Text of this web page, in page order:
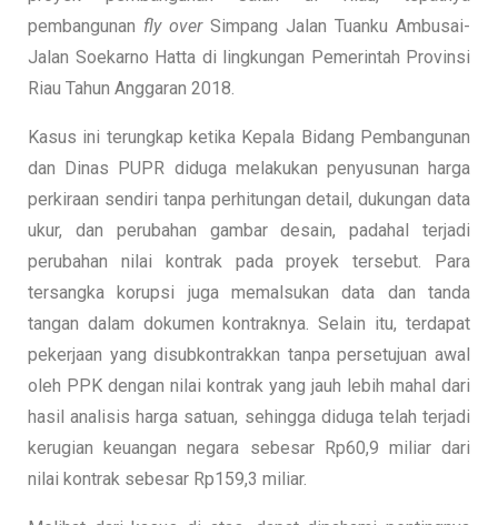
pembangunan fly over Simpang Jalan Tuanku Ambusai-
Jalan Soekarno Hatta di lingkungan Pemerintah Provinsi
Riau Tahun Anggaran 2018.
Kasus ini terungkap ketika Kepala Bidang Pembangunan
dan Dinas PUPR diduga melakukan penyusunan harga
perkiraan sendiri tanpa perhitungan detail, dukungan data
ukur, dan perubahan gambar desain, padahal terjadi
perubahan nilai kontrak pada proyek tersebut. Para
tersangka korupsi juga memalsukan data dan tanda
tangan dalam dokumen kontraknya. Selain itu, terdapat
pekerjaan yang disubkontrakkan tanpa persetujuan awal
oleh PPK dengan nilai kontrak yang jauh lebih mahal dari
hasil analisis harga satuan, sehingga diduga telah terjadi
kerugian keuangan negara sebesar Rp60,9 miliar dari
nilai kontrak sebesar Rp159,3 miliar.